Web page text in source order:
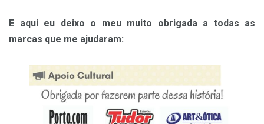
E aqui eu deixo o meu muito obrigada a todas as
marcas que me ajudaram: